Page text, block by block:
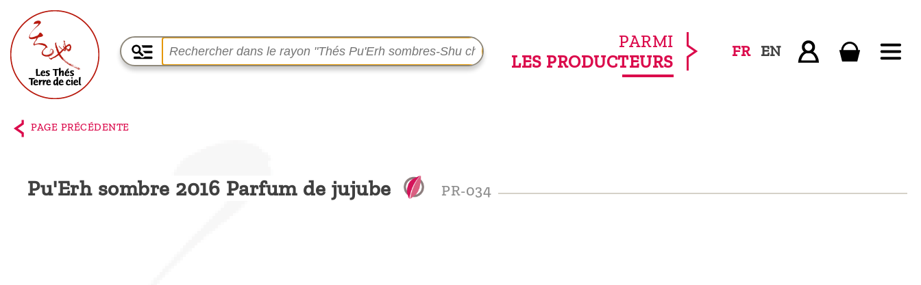
PARMI
LES PRODUCTEURS
FR EN
Accueil
La
Ciel
PAGE PRÉCÉDENTE
Pu'Erh sombre 2016 Parfum de jujube PR-034